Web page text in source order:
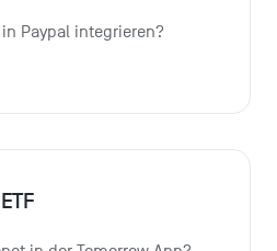
Paypal integrieren?